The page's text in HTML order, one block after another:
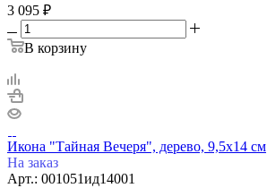
3 095 ₽
В корзину
Икона "Тайная Вечеря", дерево, 9,5х14 см
На заказ
Арт.: 001051ид14001